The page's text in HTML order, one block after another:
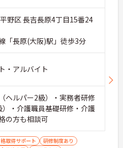
野区 長吉長原4丁目15番24
「長原(大阪)駅」徒歩3分
・アルバイト
ヘルパー2級）・実務者研修
）・介護職員基礎研修・介護
の方も相談可
取得サポート
研修制度あり